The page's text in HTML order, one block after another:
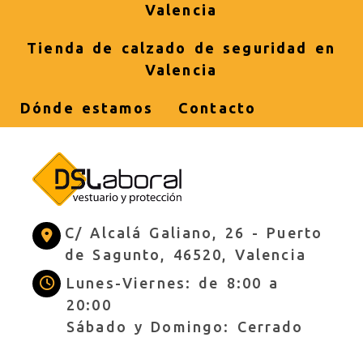
Valencia
Tienda de calzado de seguridad en
Valencia
Dónde estamos Contacto
C/ Alcalá Galiano, 26 - Puerto
de Sagunto, 46520, Valencia
Lunes-Viernes: de 8:00 a
20:00
Sábado y Domingo: Cerrado